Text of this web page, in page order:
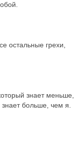
остальные грехи,
знает меньше,
больше, чем я.